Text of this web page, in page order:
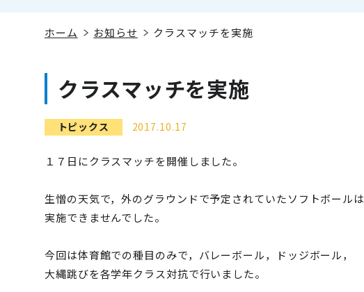
ホーム お知らせ クラスマッチを実施
クラスマッチを実施
トピックス 2017.10.17
１７日にクラスマッチを開催しました。
生憎の天気で，外のグラウンドで予定されていたソフトボールは
実施できませんでした。
今回は体育館での種目のみで，バレーボール，ドッジボール，
大縄跳びを各学年クラス対抗で行いました。